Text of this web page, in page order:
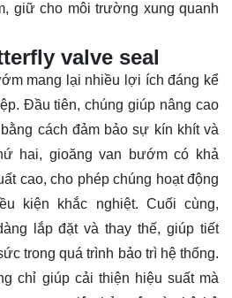
giữ cho môi trường xung quanh
valve seal
mang lại nhiều lợi ích đáng kể
Đầu tiên, chúng giúp nâng cao
cách đảm bảo sự kín khít và
hai, gioăng van bướm có khả
cao, cho phép chúng hoạt động
kiện khắc nghiệt. Cuối cùng,
lắp đặt và thay thế, giúp tiết
trong quá trình bảo trì hệ thống.
chỉ giúp cải thiện hiệu suất mà